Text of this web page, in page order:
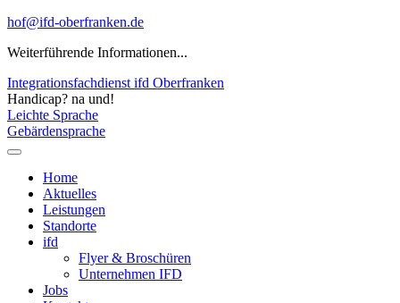
hof@ifd-oberfranken.de
Weiterführende Informationen...
Integrationsfachdienst ifd Oberfranken
Handicap? na und!
Leichte Sprache
Gebärdensprache
Home
Aktuelles
Leistungen
Standorte
ifd
Flyer & Broschüren
Unternehmen IFD
Jobs